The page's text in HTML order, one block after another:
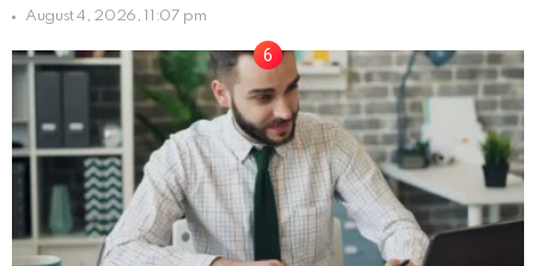
August 4, 2026, 11:07 pm